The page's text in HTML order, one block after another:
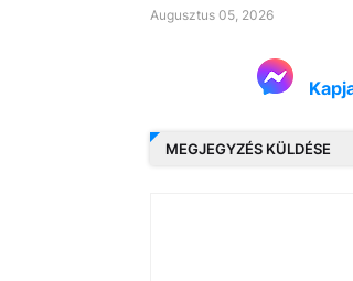
Augusztus 05, 2026
MEGJEGYZÉS KÜLDÉSE